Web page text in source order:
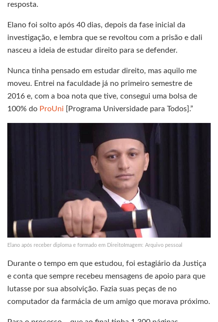
resposta.
Elano foi solto após 40 dias, depois da fase inicial da
investigação, e lembra que se revoltou com a prisão e dali
nasceu a ideia de estudar direito para se defender.
Nunca tinha pensado em estudar direito, mas aquilo me
moveu. Entrei na faculdade já no primeiro semestre de
2016 e, com a boa nota que tive, consegui uma bolsa de
100% do ProUni [Programa Universidade para Todos].”
Elano após receber diploma e formado em DireitoImagem: Arquivo pessoal
Durante o tempo em que estudou, foi estagiário da Justiça
e conta que sempre recebeu mensagens de apoio para que
lutasse por sua absolvição. Fazia suas peças de no
computador da farmácia de um amigo que morava próximo.